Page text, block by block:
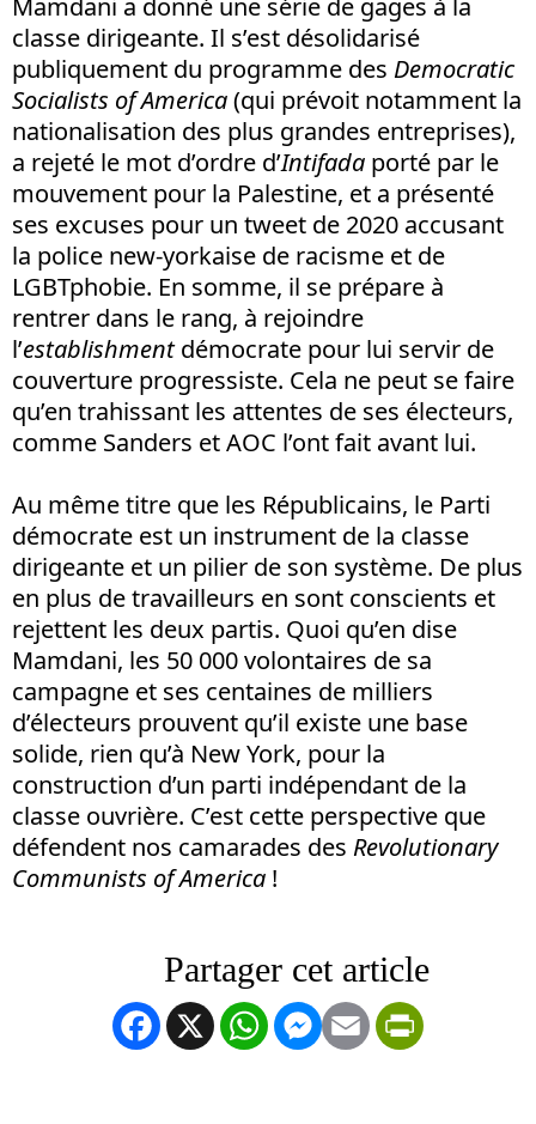
Mamdani a donné une série de gages à la
classe dirigeante. Il s’est désolidarisé
publiquement du programme des Democratic
Socialists of America(qui prévoit notamment la
nationalisation des plus grandes entreprises),
a rejeté le mot d’ordre d’Intifada porté par le
mouvement pour la Palestine, et a présenté
ses excuses pour un tweet de 2020 accusant
la police new-yorkaise de racisme et de
LGBTphobie. En somme, il se prépare à
rentrer dans le rang, à rejoindre
l’establishmentdémocrate pour lui servir de
couverture progressiste. Cela ne peut se faire
qu’en trahissant les attentes de ses électeurs,
comme Sanders et AOC l’ont fait avant lui.
Au même titre que les Républicains, le Parti
démocrate est un instrument de la classe
dirigeante et un pilier de son système. De plus
en plus de travailleurs en sont conscients et
rejettent les deux partis. Quoi qu’en dise
Mamdani, les 50 000 volontaires de sa
campagne et ses centaines de milliers
d’électeurs prouvent qu’il existe une base
solide, rien qu’à New York, pour la
construction d’un parti indépendant de la
classe ouvrière. C’est cette perspective que
défendent nos camarades des Revolutionary
Communists of America !
Facebook
X WhatsApp
Messenger
Email